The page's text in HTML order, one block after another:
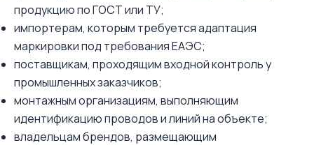
продукцию по ГОСТ или ТУ;
импортерам, которым требуется адаптация
маркировки под требования ЕАЭС;
поставщикам, проходящим входной контроль у
промышленных заказчиков;
монтажным организациям, выполняющим
идентификацию проводов и линий на объекте;
владельцам брендов, размещающим